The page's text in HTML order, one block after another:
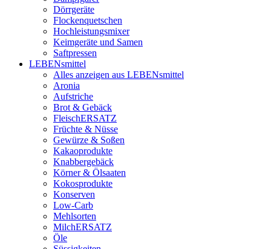
Dörrgeräte
Flockenquetschen
Hochleistungsmixer
Keimgeräte und Samen
Saftpressen
LEBENsmittel
Alles anzeigen aus LEBENsmittel
Aronia
Aufstriche
Brot & Gebäck
FleischERSATZ
Früchte & Nüsse
Gewürze & Soßen
Kakaoprodukte
Knabbergebäck
Körner & Ölsaaten
Kokosprodukte
Konserven
Low-Carb
Mehlsorten
MilchERSATZ
Öle